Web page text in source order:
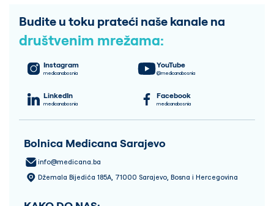
Budite u toku prateći naše kanale na
društvenim mrežama:
Instagram
medicanabosnia
YouTube
@medicanabosnia
LinkedIn
medicanabosnia
Facebook
medicanabosnia
Bolnica Medicana Sarajevo
info@medicana.ba
Džemala Bijedića 185A, 71000 Sarajevo, Bosna i Hercegovina